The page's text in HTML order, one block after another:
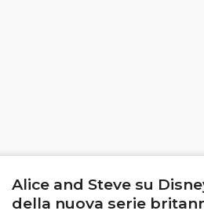
Alice and Steve su
della nuova serie